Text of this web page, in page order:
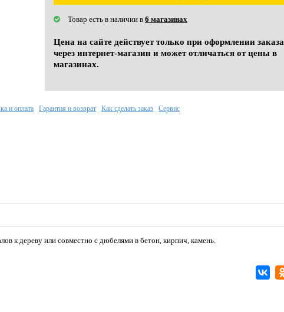
Товар есть в наличии в 6 магазинах
Цена на сайте действует только при оформлении заказа
через интернет-магазин и может отличаться от цены в
магазинах.
к дереву или совместно с дюбелями в бетон, кирпич, камень.
и оплата Гарантия и возврат Как сделать заказ Сервис